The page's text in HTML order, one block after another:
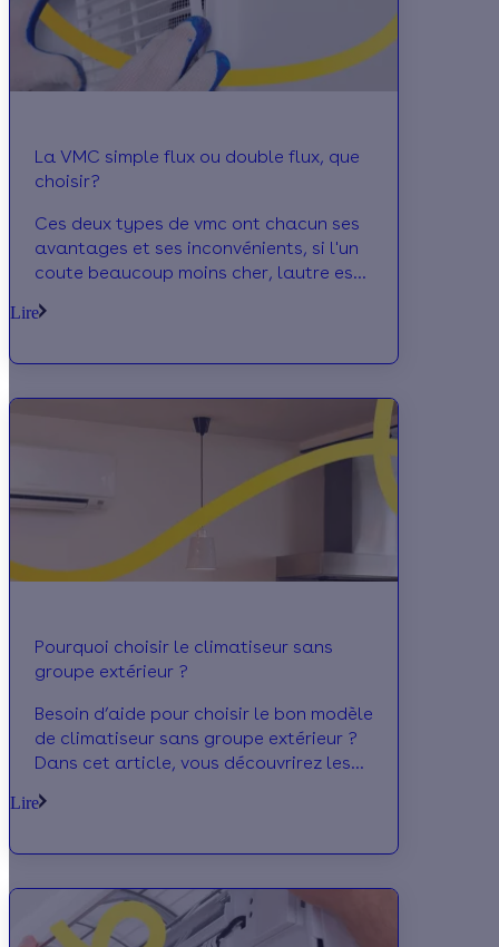
La VMC simple flux ou double flux, que
choisir?
Ces deux types de vmc ont chacun ses
avantages et ses inconvénients, si l'un
coute beaucoup moins cher, lautre est
Lire
Pourquoi choisir le climatiseur sans
groupe extérieur ?
Besoin d’aide pour choisir le bon modèle
de climatiseur sans groupe extérieur ?
Dans cet article, vous découvrirez les
appareils. Calculeo se propose aussi
en compte pour sélectionner le
dispositif le plus adapté à vos besoins.
Lire